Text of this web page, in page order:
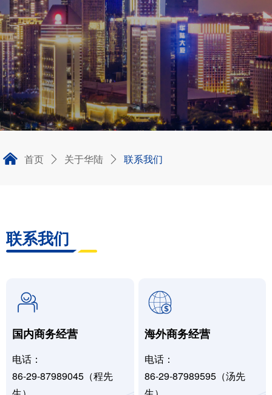
联系我们
낀 首页 ꄲ 关于华陆 ꄲ 联系我们
海外商务经营
电话：
86-29-87989595（汤先
国内商务经营
电话：
86-29-87989045（程先